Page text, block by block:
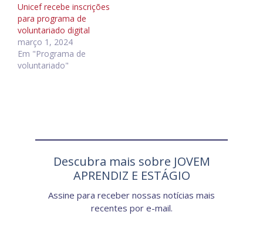
Unicef recebe inscrições
para programa de
voluntariado digital
março 1, 2024
Em "Programa de
voluntariado"
Descubra mais sobre JOVEM
APRENDIZ E ESTÁGIO
Assine para receber nossas notícias mais
recentes por e-mail.